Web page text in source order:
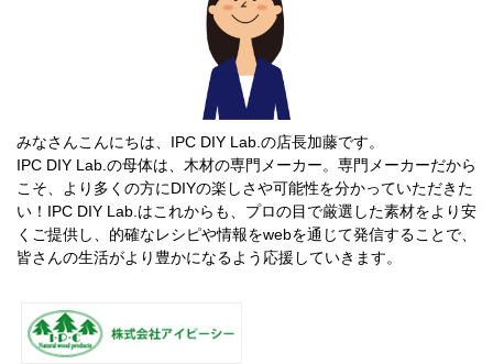
みなさんこんにちは、IPC DIY Lab.の店長加藤です。
IPC DIY Lab.の母体は、木材の専門メーカー。専門メーカーだから
こそ、より多くの方にDIYの楽しさや可能性を分かっていただきた
い！IPC DIY Lab.はこれからも、プロの目で厳選した素材をより安
くご提供し、的確なレシピや情報をwebを通じて発信することで、
皆さんの生活がより豊かになるよう応援していきます。